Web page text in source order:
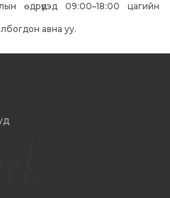
өдрүүдэд 09:00–18:00 цагийн
авна уу.